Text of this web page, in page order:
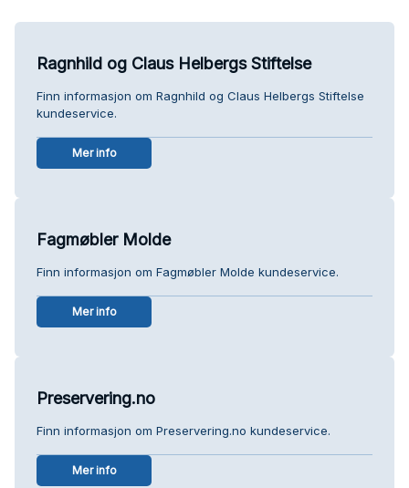
Ragnhild og Claus Helbergs Stiftelse
Finn informasjon om Ragnhild og Claus Helbergs Stiftelse
kundeservice.
Mer info
Fagmøbler Molde
Finn informasjon om Fagmøbler Molde kundeservice.
Mer info
Preservering.no
Finn informasjon om Preservering.no kundeservice.
Mer info